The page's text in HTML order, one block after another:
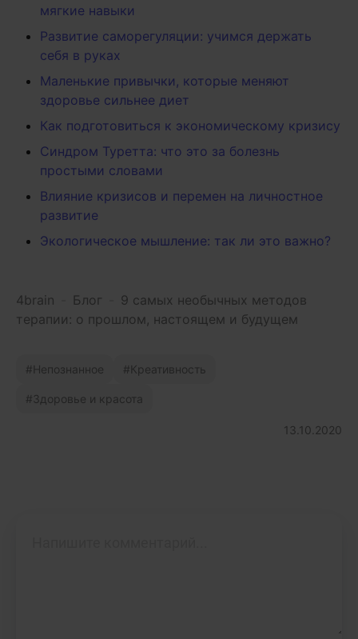
мягкие навыки
Развитие саморегуляции: учимся держать
себя в руках
Маленькие привычки, которые меняют
здоровье сильнее диет
Как подготовиться к экономическому кризису
Синдром Туретта: что это за болезнь
простыми словами
Влияние кризисов и перемен на личностное
развитие
Экологическое мышление: так ли это важно?
4brain Блог
9 самых необычных методов
терапии: о прошлом, настоящем и будущем
Непознанное Креативность
Здоровье и красота
13.10.2020